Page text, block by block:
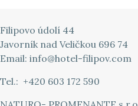
Filipovo údolí 44
Javorník nad Veličkou 696 74
Email: info@hotel-filipov.com
Tel.: +420 603 172 590